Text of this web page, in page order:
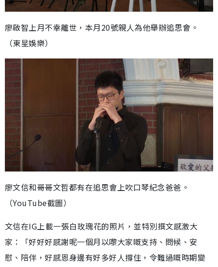
廖啟智上月不幸離世，本月20號親人為他舉辦追思會。
（東星娛樂）
廖文信和哥哥文哲都有在追思會上吹口琴紀念爸爸。
（YouTube截圖）
文信在IG上載一張白玫瑰花的照片，並特別撰文感激大
家：「好好好感謝呢一個月以嚟大家嘅支持、問候、安
慰、陪伴，好感恩身邊有好多好人撐住，令難過嘅時期變